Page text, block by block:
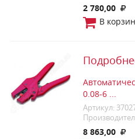
2 780,00
В
0.08-6 ...
Артикул:
8 863,00